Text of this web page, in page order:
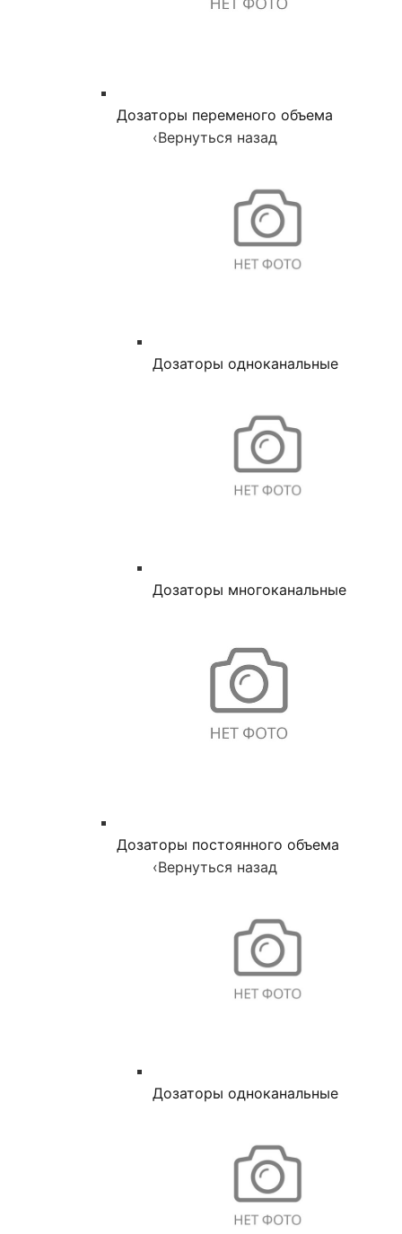
Дозаторы переменого объема
‹Вернуться назад
Дозаторы одноканальные
Дозаторы многоканальные
Дозаторы постоянного объема
‹Вернуться назад
Дозаторы одноканальные